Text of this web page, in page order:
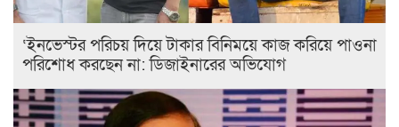
‘ইনভেস্টর পরিচয় দিয়ে টাকার বিনিময়ে কাজ করিয়ে পাওনা
পরিশোধ করছেন না: ডিজাইনারের অভিযোগ